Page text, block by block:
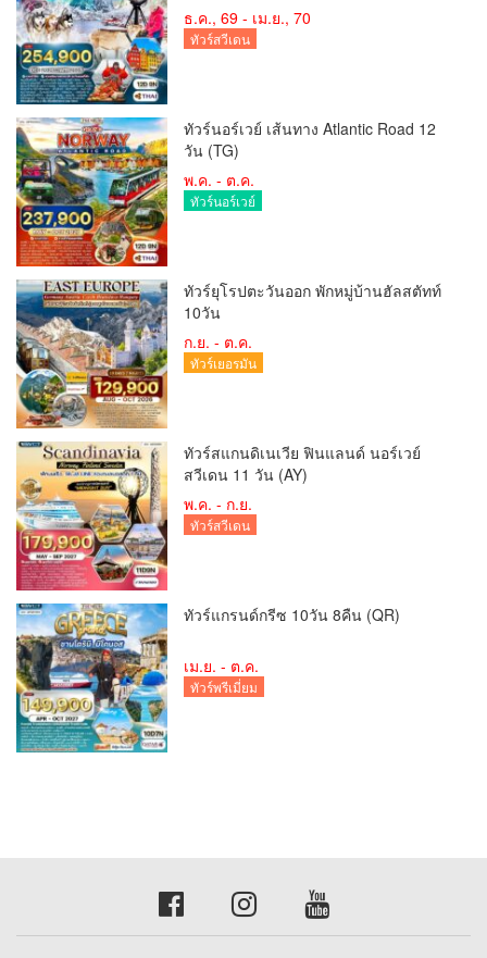
ธ.ค., 69 - เม.ย., 70
ทัวร์สวีเดน
ทัวร์นอร์เวย์ เส้นทาง Atlantic Road 12
วัน (TG)
พ.ค. - ต.ค.
ทัวร์นอร์เวย์
ทัวร์ยุโรปตะวันออก พักหมู่บ้านฮัลสตัทท์
10วัน
ก.ย. - ต.ค.
ทัวร์เยอรมัน
ทัวร์สแกนดิเนเวีย ฟินแลนด์ นอร์เวย์
สวีเดน 11 วัน (AY)
พ.ค. - ก.ย.
ทัวร์สวีเดน
ทัวร์แกรนด์กรีซ 10วัน 8คืน (QR)
เม.ย. - ต.ค.
ทัวร์พรีเมี่ยม